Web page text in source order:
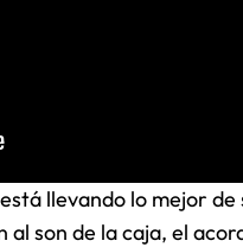
llevando lo mejor
al son de la caja, el